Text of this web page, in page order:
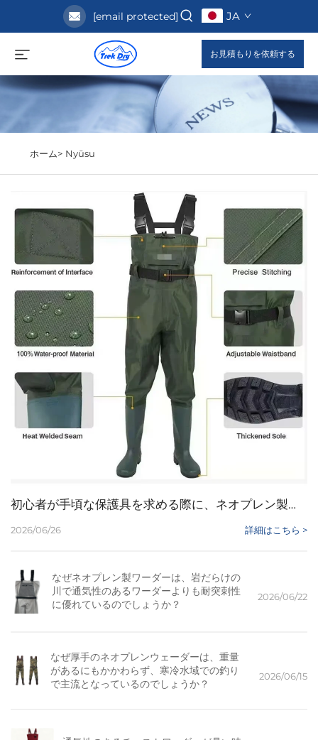
[email protected] JA
お見積もりを依頼する
ホーム> Nyūsu
初心者が手頃な保護具を求める際に、ネオプレン製ワーダーが推奨される理由は何ですか？
2026/06/26 詳細はこちら >
なぜネオプレン製ワーダーは、岩だらけの
川で通気性のあるワーダーよりも耐突刺性
に優れているのでしょうか？
2026/06/22
なぜ厚手のネオプレンウェーダーは、重量
があるにもかかわらず、寒冷水域での釣り
で主流となっているのでしょうか？
2026/06/15